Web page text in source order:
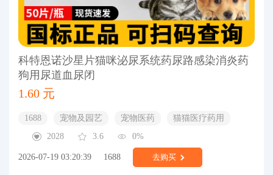
科特恩诺沙星片猫咪泌尿系统药尿路感染消炎药
狗用尿道血尿闭
1.60 元
1688 宠物及园艺 宠物医药
猫猫医疗药用
2028
3.6 0%
2026-07-19 03:20:39 1688 去购买